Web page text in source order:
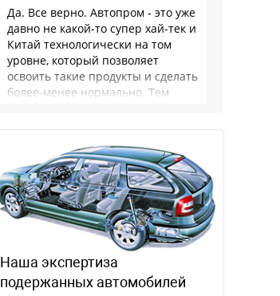
Да. Все верно. Автопром - это уже
давно не какой-то супер хай-тек и
Китай технологически на том
уровне, который позволяет
освоить такие продукты и сделать
более-менее нормально. Тем
Наша экспертиза
подержанных автомобилей